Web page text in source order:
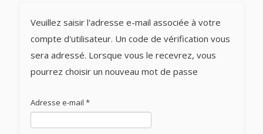
Veuillez saisir l'adresse e-mail associée à votre
compte d'utilisateur. Un code de vérification vous
sera adressé. Lorsque vous le recevrez, vous
pourrez choisir un nouveau mot de passe
Adresse e-mail *